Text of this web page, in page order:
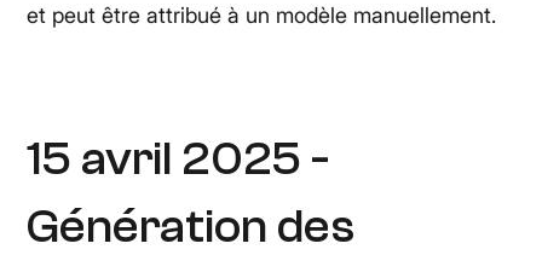
et peut être attribué à un modèle manuellement.
15 avril 2025 -
Génération des